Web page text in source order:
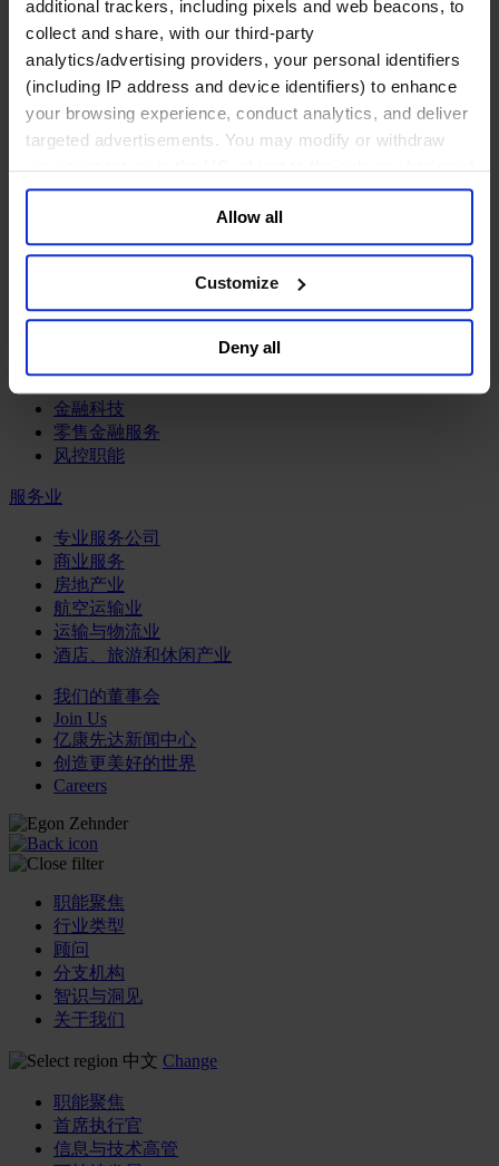
additional trackers, including pixels and web beacons, to
collect and share, with our third-party
analytics/advertising providers, your personal identifiers
(including IP address and device identifiers) to enhance
your browsing experience, conduct analytics, and deliver
targeted advertisements. You may modify or withdraw
your consent or, in the US, object to the sale or sharing of
your data for targeted advertising, by clicking “Do Not
Sell or Share My Personal Information” in the footer of
the website. You must opt-out of each device and each
browser. For additional information and retention terms
general collection and use of personal information see
Allow all
Customize
Deny all
工业
化工与过程工业咨询团队
机械与工业技术
汽车与交通设备
能源业
金属与矿业
保险业
投资银行、企业银行与金融市场
数字化资产、加密货币与Web 3行业
金融科技
零售金融服务
风控职能
服务业
专业服务公司
商业服务
房地产业
航空运输业
运输与物流业
酒店、旅游和休闲产业
我们的董事会
Join Us
亿康先达新闻中心
创造更美好的世界
Careers
职能聚焦
行业类型
顾问
分支机构
智识与洞见
关于我们
中文 Change
职能聚焦
首席执行官
信息与技术高管